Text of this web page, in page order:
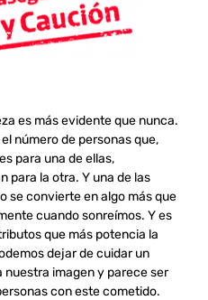
es más evidente que nunca.
número de personas que,
para una de ellas,
para la otra. Y una de las
se convierte en algo más que
cuando sonreímos. Y es
que más potencia la
dejar de cuidar un
imagen y parece ser
con este cometido.